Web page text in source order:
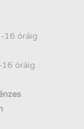
óráig
óráig .